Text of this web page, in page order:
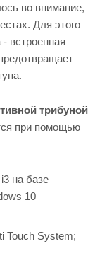
во внимание,
Для этого
встроенная
трибуной
при помощью
на базе
10
Touch System;